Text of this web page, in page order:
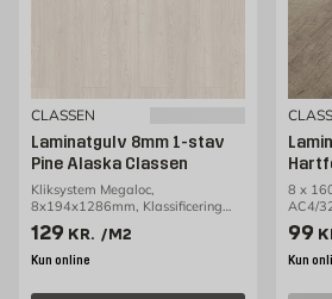
CLASSEN
Laminatgulv 8mm 1-stav
Pine Alaska Classen
Kliksystem Megaloc,
8x194x1286mm, Klassificering
AC4/32, 1,99m2/pakke
Pris 129 kr. /m2
129 KR. /M2
Kun online
8 x
AC4/
Pris
99
Kun